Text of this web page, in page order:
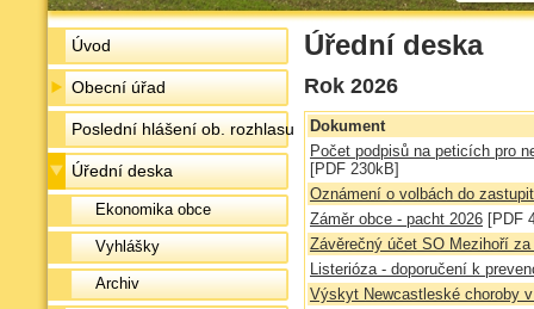
Úvod
Obecní úřad
Poslední hlášení ob. rozhlasu
Úřední deska
Ekonomika obce
Vyhlášky
Archiv
Úřední deska
Rok 2026
Dokument
Počet podpisů na peticích pro
[PDF 230kB]
Oznámení o volbách do
Záměr obce - pacht 2026 [PDF
Závěrečný účet SO Mezihoří za
Listerióza - doporučení k
Výskyt Newcastleské choroby